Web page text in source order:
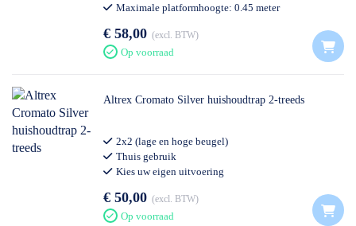
Maximale platformhoogte: 0.45 meter
€ 58,00 excl. BTW
Op voorraad
Altrex Cromato Silver huishoudtrap 2-treeds
2x2 (lage en hoge beugel)
Thuis gebruik
Kies uw eigen uitvoering
€ 50,00 excl. BTW
Op voorraad